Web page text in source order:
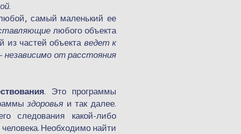
.
самый маленький ее
любого объекта
из частей объектаведет к
независимо от расстояния
. Это программы
здоровья и так далее.
следования какой-либо
Необходимо найти